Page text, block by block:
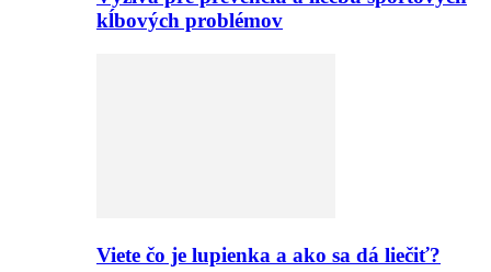
kĺbových problémov
Viete čo je lupienka a ako sa dá liečiť?